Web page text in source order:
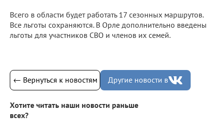
Всего в области будет работать 17 сезонных маршрутов.
Все льготы сохраняются. В Орле дополнительно введены
льготы для участников СВО и членов их семей.
← Вернуться к новостям Другие новости в
Хотите читать наши новости раньше
всех?